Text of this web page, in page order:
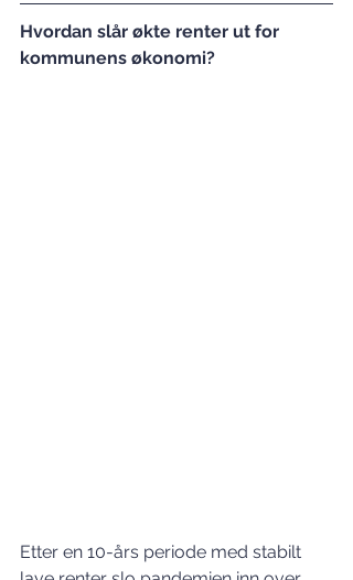
Hvordan slår økte renter ut for
kommunens økonomi?
Etter en 10-års periode med stabilt